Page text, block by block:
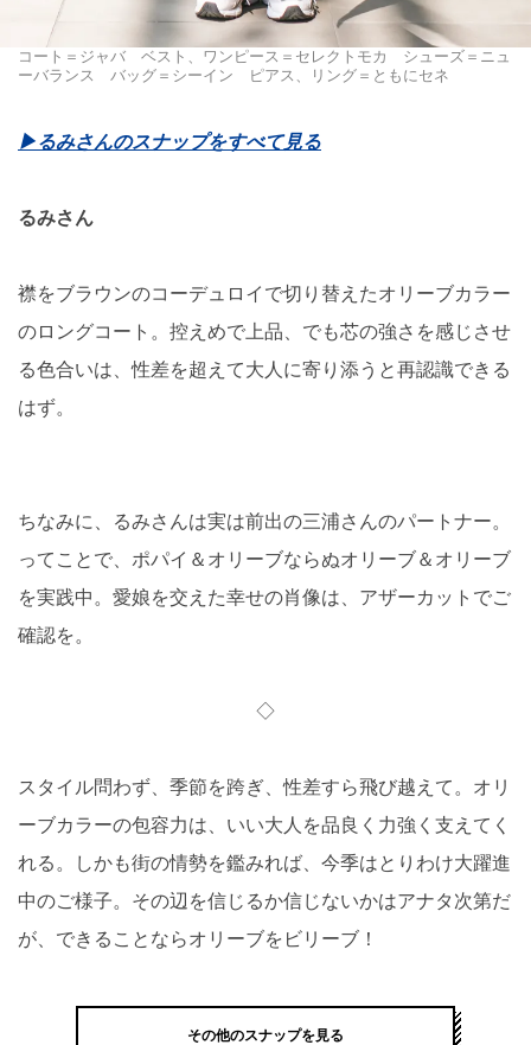
コート＝ジャバ ベスト、ワンピース＝セレクトモカ シューズ＝ニュ
ーバランス バッグ＝シーイン ピアス、リング＝ともにセネ
▶︎るみさんのスナップをすべて見る
るみさん
襟をブラウンのコーデュロイで切り替えたオリーブカラー
のロングコート。控えめで上品、でも芯の強さを感じさせ
る色合いは、性差を超えて大人に寄り添うと再認識できる
はず。
ちなみに、るみさんは実は前出の三浦さんのパートナー。
ってことで、ポパイ＆オリーブならぬオリーブ＆オリーブ
を実践中。愛娘を交えた幸せの肖像は、アザーカットでご
確認を。
◇
スタイル問わず、季節を跨ぎ、性差すら飛び越えて。オリ
ーブカラーの包容力は、いい大人を品良く力強く支えてく
れる。しかも街の情勢を鑑みれば、今季はとりわけ大躍進
中のご様子。その辺を信じるか信じないかはアナタ次第だ
が、できることならオリーブをビリーブ！
その他のスナップを見る